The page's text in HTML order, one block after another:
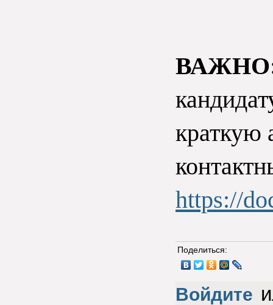
краткую
https://
Поделиться:
Войдите